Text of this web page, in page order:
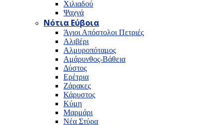
Χιλιαδού
Ψαχνά
Νότια Εύβοια
Άγιοι Απόστολοι Πετριές
Αλιβέρι
Αλμυροπόταμος
Αμάρυνθος-Βάθεια
Δύστος
Ερέτρια
Ζάρακες
Κάρυστος
Κύμη
Μαρμάρι
Νέα Στύρα